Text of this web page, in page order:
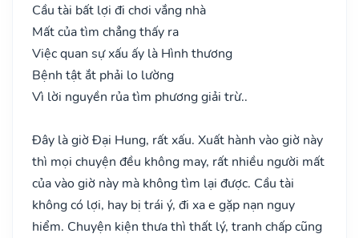
Cầu tài bất lợi đi chơi vắng nhà
Mất của tìm chẳng thấy ra
Việc quan sự xấu ấy là Hình thương
Bệnh tật ắt phải lo lường
Vì lời nguyền rủa tìm phương giải trừ..
Đây là giờ Đại Hung, rất xấu. Xuất hành vào giờ này
thì mọi chuyện đều không may, rất nhiều người mất
của vào giờ này mà không tìm lại được. Cầu tài
không có lợi, hay bị trái ý, đi xa e gặp nạn nguy
hiểm. Chuyện kiện thưa thì thất lý, tranh chấp cũng